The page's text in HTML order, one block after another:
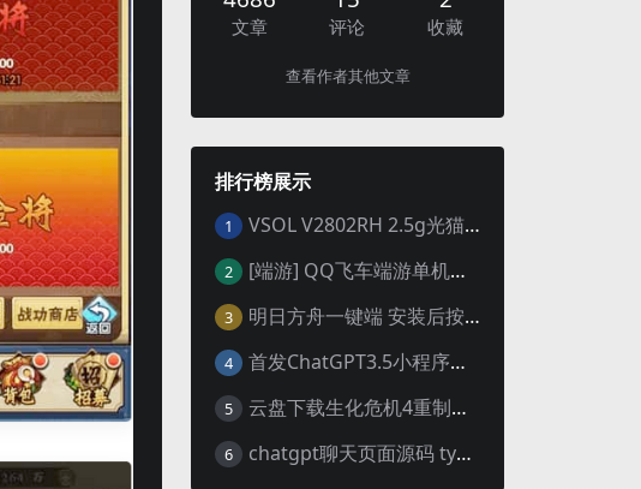
文章 评论 收藏
查看作者其他文章
排行榜展示
1 VSOL V2802RH 2.5g光猫 设置使用教程及设置SN教程-附带稳定固件使用手册等
2 [端游] QQ飞车端游单机版，各种车套装都有，免虚拟机
3 明日方舟一键端 安装后按说明启动即可
4 首发ChatGPT3.5小程序开源vue
5 云盘下载生化危机4重制版女皇豪华版分流+女皇学习补丁+修改器 解压即玩【阿里云盘】
6 chatgpt聊天页面源码 typecho博客程序joe主题